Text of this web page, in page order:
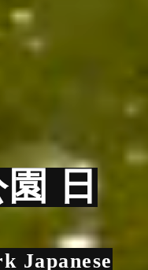
日
Japanese